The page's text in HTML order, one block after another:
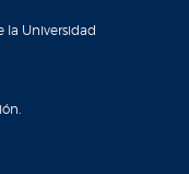
la Universidad